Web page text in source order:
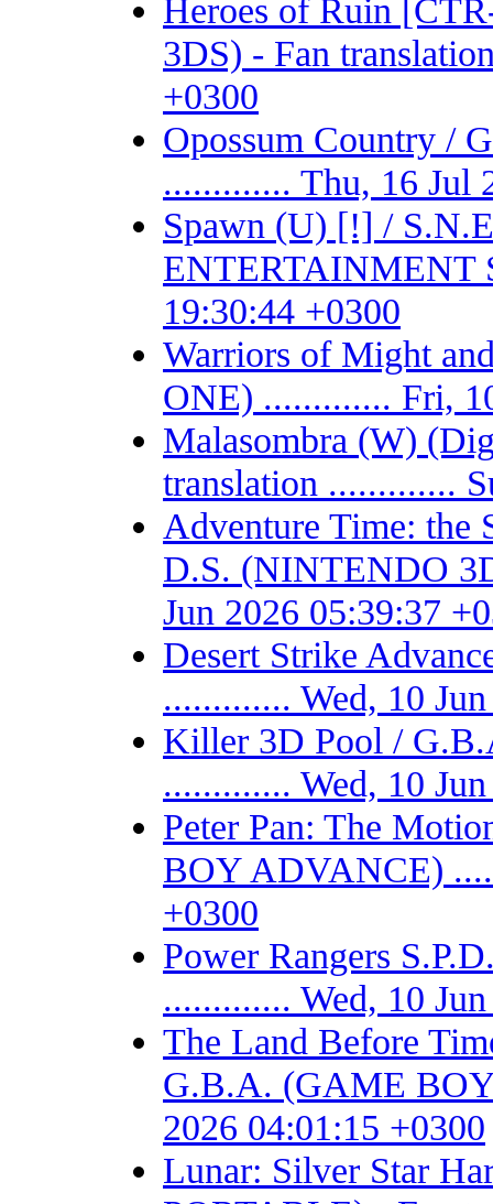
Heroes of Ruin
3DS) - Fan
+0300
Opossum Country /
............. Thu, 16 Jul
Spawn (U) [!] /
ENTERTAINMENT
19:30:44 +0300
Warriors of Might
ONE) ............. Fri,
Malasombra (W)
translation .............
Adventure Time: the
D.S. (NINTENDO
Jun 2026 05:39:37
Desert Strike
............. Wed, 10
Killer 3D Pool /
............. Wed, 10
Peter Pan: The
BOY ADVANCE)
+0300
Power Rangers
............. Wed, 10
The Land Before
G.B.A. (GAME
2026 04:01:15 +0300
Lunar: Silver Star